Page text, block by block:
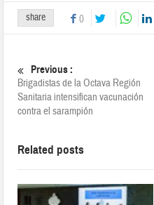
share 0
Previous :
Brigadistas de la Octava Región
Sanitaria intensifican vacunación
contra el sarampión
Related posts